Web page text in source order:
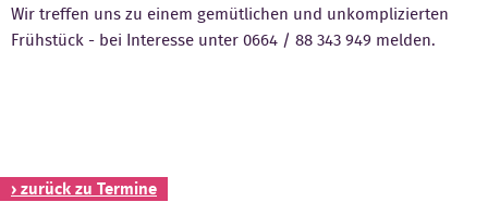
Wissenswertes
Wir treffen uns zu einem gemütlichen und unkomplizierten
Frühstück - bei Interesse unter 0664 / 88 343 949 melden.
› zurück zu Termine